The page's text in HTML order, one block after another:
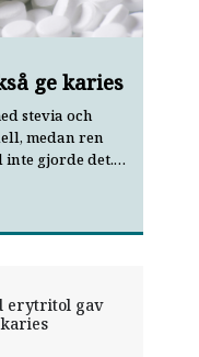
ge karies
stevia och
medan ren
inte gjorde det.
erytritol gav